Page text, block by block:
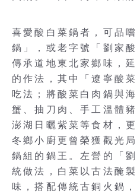
喜愛酸白菜鍋者，可品
鍋」，或老字號「劉家
傳承道地東北家鄉味，
的作法，其中「遼寧酸
吃法；將酸菜白肉鍋與
蟹、抽刀肉、手工溫體
澎湖日曬紫菜等食材，
冬鄉小廚更曾榮獲觀光
鍋組的鍋王。左營的「
統做法，白菜以古法醃
味，搭配傳統古銅火鍋